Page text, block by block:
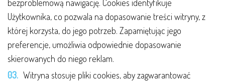
bezproblemową nawigację. Cookies identyfikuje
Użytkownika, co pozwala na dopasowanie treści witryny, z
której korzysta, do jego potrzeb. Zapamiętując jego
preferencje, umożliwia odpowiednie dopasowanie
skierowanych do niego reklam.
Witryna stosuje pliki cookies, aby zagwarantować